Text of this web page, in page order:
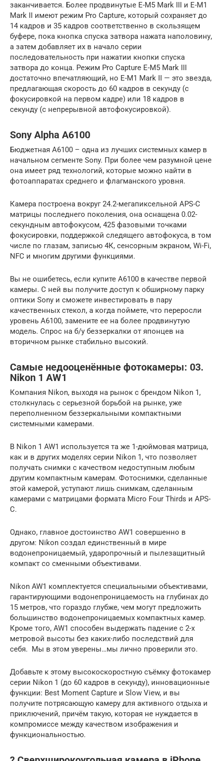
заканчивается. Более продвинутые E-M5 Mark III и E-M1
Mark II имеют режим Pro Capture, который сохраняет до
14 кадров и 35 кадров соответственно в скользящем
буфере, пока кнопка спуска затвора нажата наполовину,
а затем добавляет их в начало серии
последовательность при нажатии кнопки спуска
затвора до конца. Режим Pro Capture E-M5 Mark III
достаточно впечатляющий, но E-M1 Mark II — это звезда,
предлагающая скорость до 60 кадров в секунду (с
фокусировкой на первом кадре) или 18 кадров в
секунду (с непрерывной автофокусировкой).
Sony Alpha A6100
Бюджетная A6100 – одна из лучших системных камер в
начальном сегменте Sony. При более чем разумной цене
она имеет ряд технологий, которые можно найти в
фотоаппаратах среднего и флагманского уровня.
Камера построена вокруг 24.2-мегапиксельной APS-C
матрицы последнего поколения, она оснащена 0.02-
секундным автофокусом, 425 фазовыми точками
фокусировки, поддержкой следящего автофокуса, в том
числе по глазам, записью 4К, сенсорным экраном, Wi-Fi,
NFC и многим другими функциями.
Вы не ошибетесь, если купите A6100 в качестве первой
камеры. С ней вы получите доступ к обширному парку
оптики Sony и сможете инвестировать в пару
качественных стекол, а когда поймете, что переросли
уровень А6100, замените ее на более продвинутую
модель. Спрос на б/у беззеркалки от японцев на
вторичном рынке стабильно высокий.
Самые недооценённые фотокамеры: 03.
Nikon 1 AW1
Компания Nikon, выходя на рынок с брендом Nikon 1,
столкнулась с серьезной борьбой на рынке, уже
переполненном беззеркальными компактными
системными камерами.
В Nikon 1 AW1 используется та же 1-дюймовая матрица,
как и в других моделях серии Nikon 1, что позволяет
получать снимки с качеством недоступным любым
другим компактным камерам. Фотоснимки, сделанные
этой камерой, уступают лишь снимкам, сделанным
камерами с матрицами формата Micro Four Thirds и APS-
C.
Однако, главное достоинство AW1 совершенно в
другом: Nikon создал единственный в мире
водонепроницаемый, ударопрочный и пылезащитный
компакт со сменными объективами.
Nikon AW1 комплектуется специальными объективами,
гарантирующими водонепроницаемость на глубинах до
15 метров, что гораздо глубже, чем могут предложить
большинство водонепроницаемых компактных камер.
Кроме того, AW1 способен выдержать падение с 2-х
метровой высоты без каких-либо последствий для
себя. Мы в этом уверены…мы лично проверили это.
Добавьте к этому высокоскоростную съёмку фотокамер
серии Nikon 1 (до 60 кадров в секунду), инновационные
функции: Best Moment Capture и Slow View, и вы
получите потрясающую камеру для активного отдыха и
приключений, причём такую, которая не нуждается в
компромиссе между качеством изображения и
функциональностью.